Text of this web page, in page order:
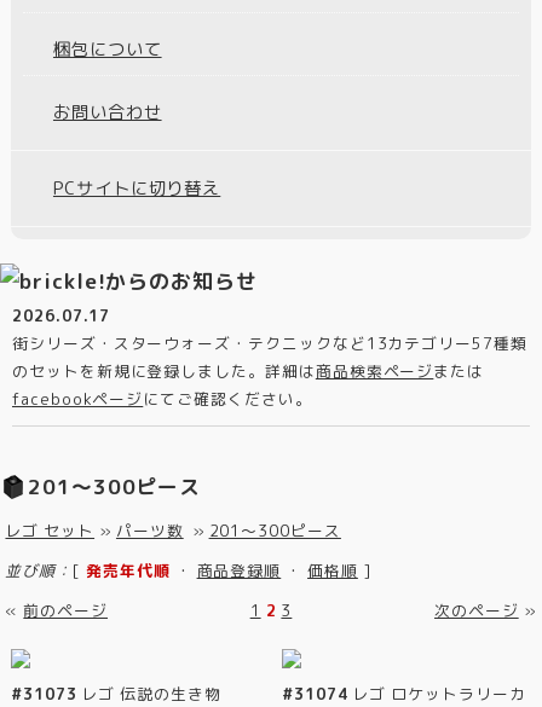
梱包について
お問い合わせ
PCサイトに切り替え
2026.07.17
街シリーズ・スターウォーズ・テクニックなど13カテゴリー57種類
のセットを新規に登録しました。詳細は商品検索ページまたは
facebookページ にてご確認ください。
201～300ピース
レゴ セット » パーツ数 » 201～300ピース
並び順： [発売年代順 ・ 商品登録順 ・価格順 ]
«前のページ 1 2 3 次のページ »
#31073 レゴ 伝説の生き物 #31074 レゴ ロケットラリーカ